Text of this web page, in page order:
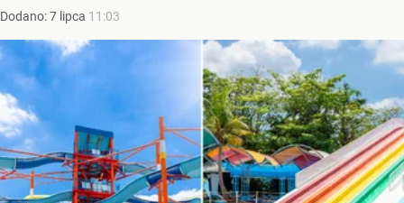
Dodano:7 lipca 11:03